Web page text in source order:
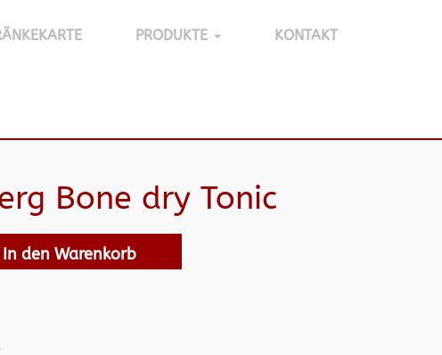
PRODUKTE KONTAKT
Bone dry Tonic
In den Warenkorb